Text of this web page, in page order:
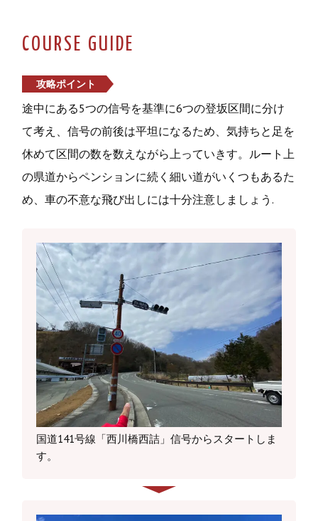
COURSE GUIDE
攻略ポイント
途中にある5つの信号を基準に6つの登坂区間に分け
て考え、信号の前後は平坦になるため、気持ちと足を
休めて区間の数を数えながら上っていきす。ルート上
の県道からペンションに続く細い道がいくつもあるた
め、車の不意な飛び出しには十分注意しましょう.
国道141号線「西川橋西詰」信号からスタートしま
す。